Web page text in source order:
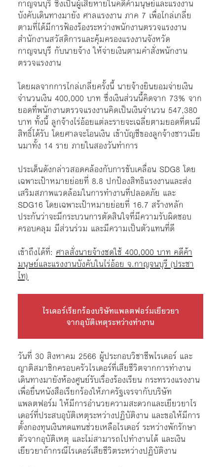
กาญจนบุรี ซึ่งเป็นผู้เสียหายในคดีค้ามนุษย์และแรงงาน
บังคับเดินทางมายัง ศาลแรงงาน ภาค 7 เพื่อไกล่เกลี่ย
ตามที่ได้มีการฟ้องร้องระหว่างพนักงานตรวจแรงงาน
สำนักงานสวัสดิการและคุ้มครองแรงงานจังหวัด
กาญจนบุรี กับนายจ้าง ให้จ่ายเงินตามคำสั่งพนักงาน
ตรวจแรงงาน
โดยผลจากการไกล่เกลี่ยครั้งนี้ นายจ้างยินยอมจ่ายเงิน
จำนวนเงิน 400,000 บาท ซึ่งเงินส่วนนี้คิดจาก 73% จาก
ยอดที่พนักงานตรวจแรงงานคิดเป็นเงินจำนวน 547,380
บาท ทั้งนี้ ลูกจ้างไร่อ้อยแต่ละรายจะเฉลี่ยตามยอดที่ตนมี
สิทธิ์ได้รับ โดยศาลจะโอนเงิน เข้าบัญชีของลูกจ้างชาวเมีย
นมาทั้ง 14 ราย ภายในสองวันทำการ
ประเด็นดังกล่าวสอดคล้องกับการขับเคลื่อน SDG8 โดย
เฉพาะเป้าหมายย่อยที่ 8.8 ปกป้องสิทธิแรงงานและส่ง
เสริมสภาพแวดล้อมในการทำงานที่ปลอดภัย และ
SDG16 โดยเฉพาะเป้าหมายย่อยที่ 16.7 สร้างหลัก
ประกันว่าจะมีกระบวนการตัดสินใจที่มีความรับผิดชอบ
ครอบคลุม มีส่วนร่วม และมีความเป็นตัวแทนที่ดี
เข้าถึงได้ที่:ศาลสั่งนายจ้างชดใช้ 400,000 บาท คดีค้า
มนุษย์และแรงงานบังคับในไร่อ้อย จ.กาญจนบุรี (ประชา
ไท)
ไรเดอร์เรียกร้องบริษัทแพลตฟอร์มเยียวยา
จากอุบัติเหตุระหว่างทำงาน
วันที่ 30 สิงหาคม 2566 ผู้ประกอบวิชาชีพไรเดอร์ และ
ญาติสมาชิกครอบครัวไรเดอร์ที่เสียชีวิตจากการทำงาน
เดินทางมายังห้องศูนย์รับเรื่องร้องเรียน กระทรวงแรงงาน
เพื่อยื่นหนังสือเรียกร้องให้ภาครัฐเจรจากับบริษัท
แพลตฟอร์ม ให้มีการอำนวยความสะดวกและเยียวยาไร
เดอร์ที่ประสบอุบัติเหตุระหว่างปฏิบัติงาน และขอให้มีการ
ตั้งกองทุนเงินทดแทนช่วยเหลือไรเดอร์ ระหว่างพักรักษา
ตัวจากอุบัติเหตุ และไม่สามารถไปทำงานได้ และเงิน
เยียวยาถ้ากรณีไรเดอร์เสียชีวิตระหว่างปฏิบัติงาน